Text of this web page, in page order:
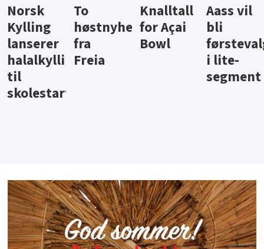
Knalltall
for Açai
Bowl
Aass vil
bli
førstevalg
i lite-
Brus og
jus fra
Berentsen
Hard
iste fra
Hansa